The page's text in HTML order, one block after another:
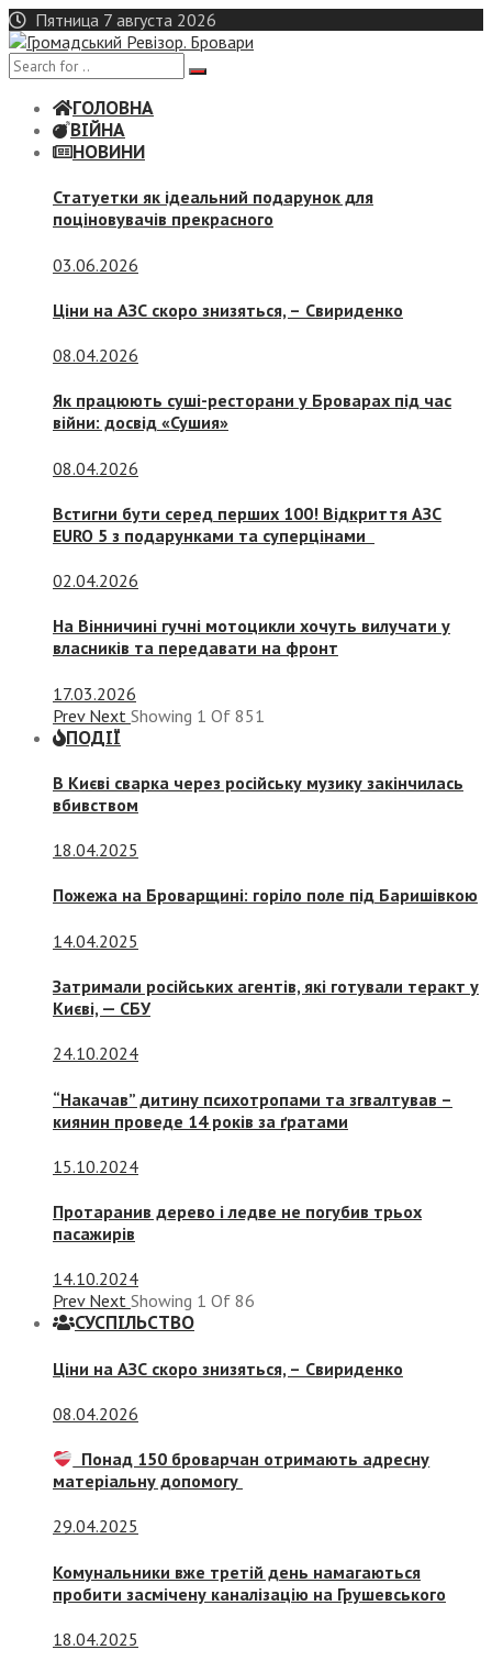
Skip
to
content
Пятница 7 августа 2026
ГОЛОВНА
ВІЙНА
НОВИНИ
Статуетки як ідеальний подарунок для
поціновувачів прекрасного
03.06.2026
Ціни на АЗС скоро знизяться, – Свириденко
08.04.2026
Як працюють суші-ресторани у Броварах під час
війни: досвід «Сушия»
08.04.2026
Встигни бути серед перших 100! Відкриття АЗС
EURO 5 з подарунками та суперцінами
02.04.2026
На Вінничині гучні мотоцикли хочуть вилучати у
власників та передавати на фронт
17.03.2026
Prev Next Showing 1 Of 851
ПОДІЇ
В Києві сварка через російську музику закінчилась
вбивством
18.04.2025
Пожежа на Броварщині: горіло поле під Баришівкою
14.04.2025
Затримали російських агентів, які готували теракт у
Києві, — СБУ
24.10.2024
“Накачав” дитину психотропами та згвалтував –
киянин проведе 14 років за ґратами
15.10.2024
Протаранив дерево і ледве не погубив трьох
пасажирів
14.10.2024
Prev Next Showing 1 Of 86
СУСПIЛЬСТВО
Ціни на АЗС скоро знизяться, – Свириденко
08.04.2026
Понад 150 броварчан отримають адресну
матеріальну допомогу
29.04.2025
Комунальники вже третій день намагаються
пробити засмічену каналізацію на Грушевського
18.04.2025